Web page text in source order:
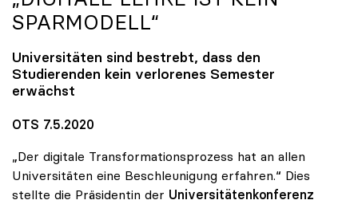
SPARMODELL“
Universitäten sind bestrebt, dass den
Studierenden kein verlorenes Semester
erwächst
OTS 7.5.2020
„Der digitale Transformationsprozess hat an allen
Universitäten eine Beschleunigung erfahren.“ Dies
stellte die Präsidentin der Universitätenkonferenz